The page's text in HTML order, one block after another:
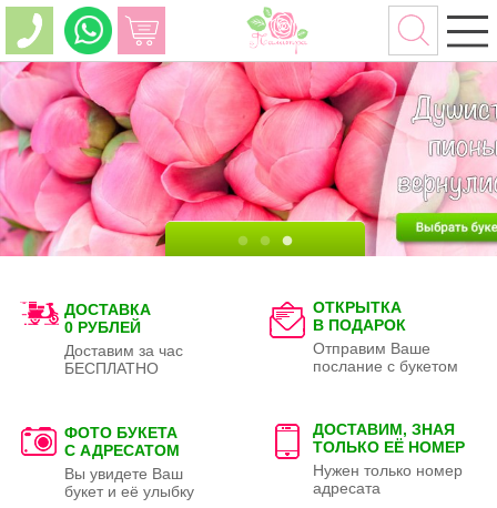
ДОСТАВКА
0 РУБЛЕЙ
Доставим за час
БЕСПЛАТНО
ОТКРЫТКА
В ПОДАРОК
Отправим Ваше
послание с букетом
ФОТО БУКЕТА
С АДРЕСАТОМ
Вы увидете Ваш
букет и её улыбку
ДОСТАВИМ, ЗНАЯ
ТОЛЬКО ЕЁ НОМЕР
Нужен только номер
адресата